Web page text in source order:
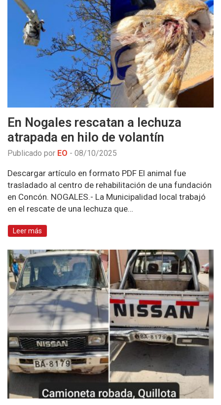
En Nogales rescatan a lechuza
atrapada en hilo de volantín
Publicado por EO - 08/10/2025
Descargar artículo en formato PDF El animal fue
trasladado al centro de rehabilitación de una fundación
en Concón. NOGALES.- La Municipalidad local trabajó
en el rescate de una lechuza que…
Leer más